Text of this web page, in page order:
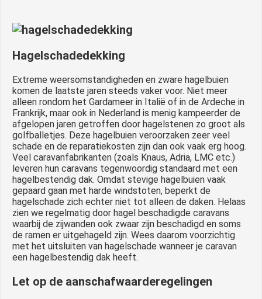
Hagelschadedekking
Extreme weersomstandigheden en zware hagelbuien
komen de laatste jaren steeds vaker voor. Niet meer
alleen rondom het Gardameer in Italië of in de Ardeche in
Frankrijk, maar ook in Nederland is menig kampeerder de
afgelopen jaren getroffen door hagelstenen zo groot als
golfballetjes. Deze hagelbuien veroorzaken zeer veel
schade en de reparatiekosten zijn dan ook vaak erg hoog.
Veel caravanfabrikanten (zoals Knaus, Adria, LMC etc.)
leveren hun caravans tegenwoordig standaard met een
hagelbestendig dak. Omdat stevige hagelbuien vaak
gepaard gaan met harde windstoten, beperkt de
hagelschade zich echter niet tot alleen de daken. Helaas
zien we regelmatig door hagel beschadigde caravans
waarbij de zijwanden ook zwaar zijn beschadigd en soms
de ramen er uitgehageld zijn. Wees daarom voorzichtig
met het uitsluiten van hagelschade wanneer je caravan
een hagelbestendig dak heeft.
Let op de aanschafwaarderegelingen